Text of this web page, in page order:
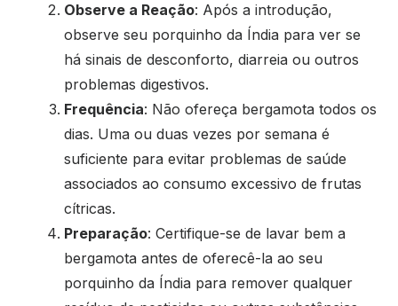
Observe a Reação: Após a introdução,
observe seu porquinho da Índia para ver se
há sinais de desconforto, diarreia ou outros
problemas digestivos.
Frequência: Não ofereça bergamota todos os
dias. Uma ou duas vezes por semana é
suficiente para evitar problemas de saúde
associados ao consumo excessivo de frutas
cítricas.
Preparação: Certifique-se de lavar bem a
bergamota antes de oferecê-la ao seu
porquinho da Índia para remover qualquer